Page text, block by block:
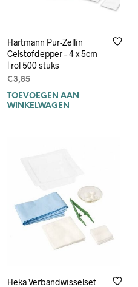
Hartmann Pur-Zellin
Celstofdepper – 4 x 5cm
| rol 500 stuks
€3,85
TOEVOEGEN AAN
WINKELWAGEN
Heka Verbandwisselset